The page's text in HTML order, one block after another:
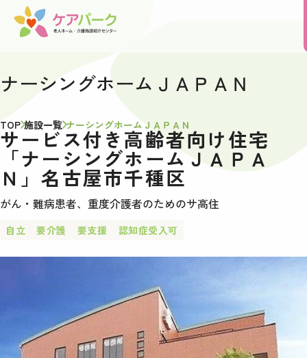
ナーシングホームＪＡＰＡＮ
TOP 施設一覧 ナーシングホームＪＡＰＡＮ
サービス付き高齢者向け住宅
「ナーシングホームＪＡＰＡ
Ｎ」名古屋市千種区
がん・難病患者、重度介護者のためのサ高住
自立 要介護 要支援 認知症受入可